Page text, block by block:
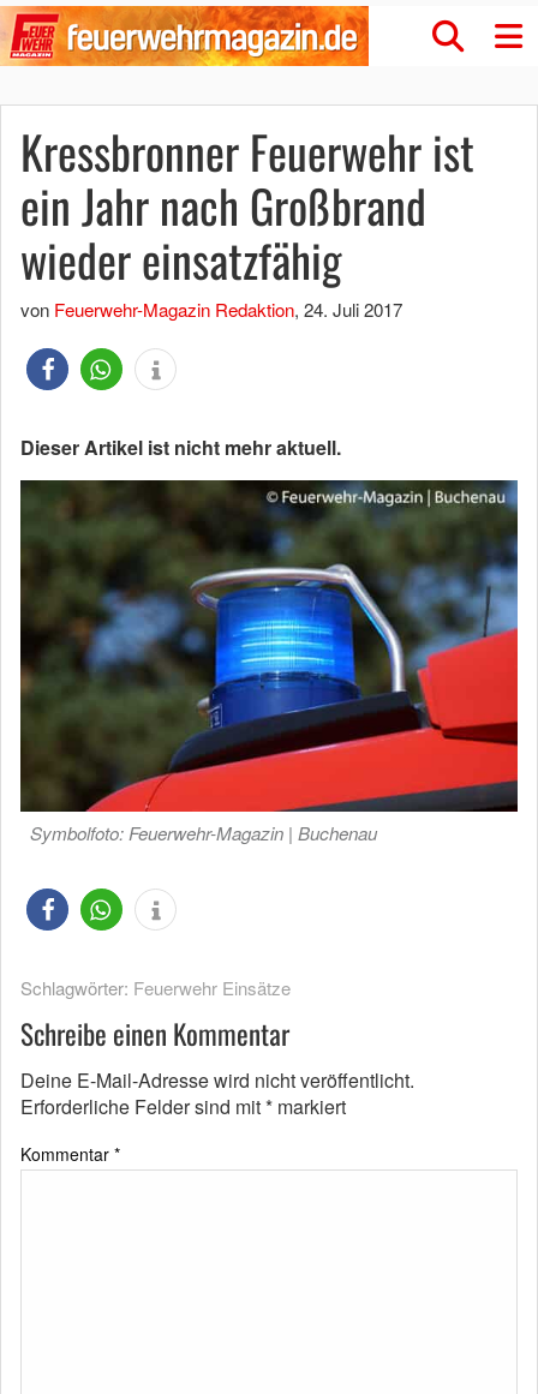
Kressbronner Feuerwehr ist
ein Jahr nach Großbrand
wieder einsatzfähig
von Feuerwehr-Magazin Redaktion, 24. Juli 2017
Dieser Artikel ist nicht mehr aktuell.
Symbolfoto: Feuerwehr-Magazin | Buchenau
Schlagwörter: Feuerwehr Einsätze
Schreibe einen Kommentar
Deine E-Mail-Adresse wird nicht veröffentlicht.
Erforderliche Felder sind mit* markiert
Kommentar *